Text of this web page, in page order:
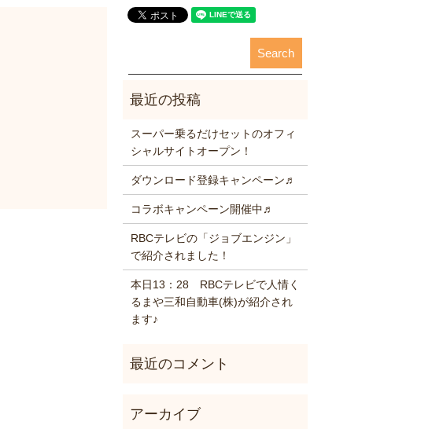
スーパー乗るだけセットのオフィ
シャルサイトオープン！
ダウンロード登録キャンペーン♬
コラボキャンペーン開催中♬
RBCテレビの「ジョブエンジン」
で紹介されました！
本日13：28 RBCテレビで人情く
るまや三和自動車(株)が紹介され
ます♪